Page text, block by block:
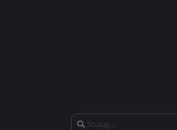
Szukaj: